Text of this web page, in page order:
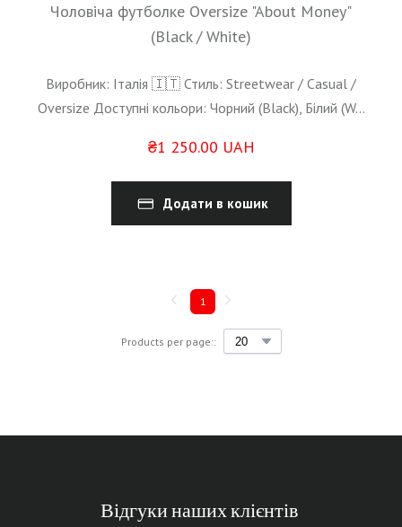
Чоловіча футболке Oversize "About Money"
(Black / White)
Виробник: Італія 🇮🇹 Стиль: Streetwear / Casual /
Oversize Доступні кольори: Чорний (Black), Білий (W...
₴1 250.00 UAH
Додати в кошик
Products per page::
1
Відгуки наших клієнтів